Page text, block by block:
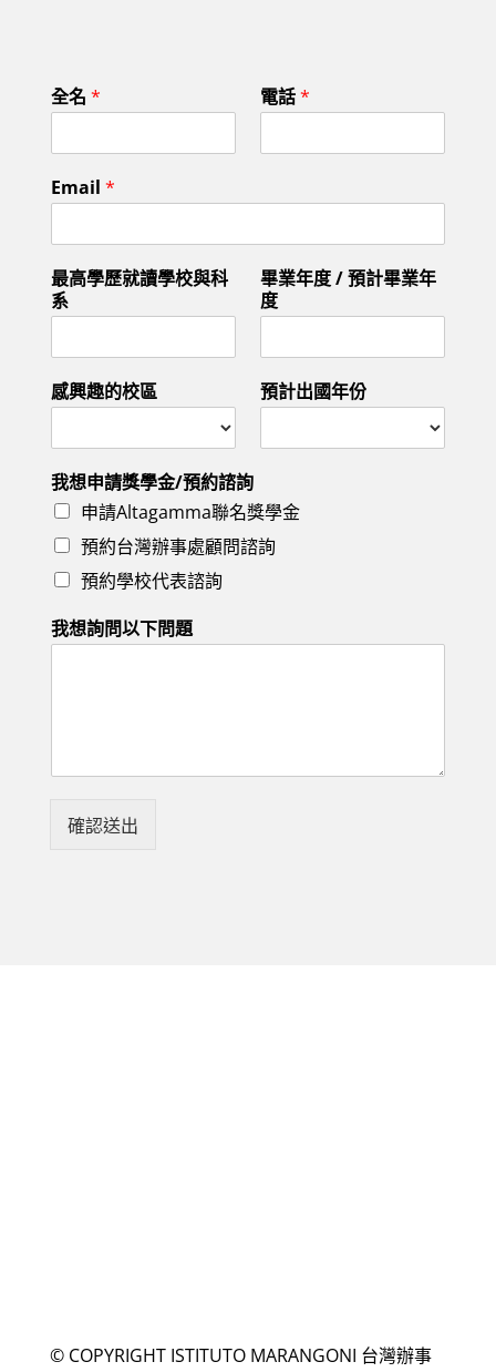
全名 * 電話*
Email *
最高學歷就讀學校與科
系
畢業年度 / 預計畢業年
度
感興趣的校區 預計出國年份
我想申請獎學金/預約諮詢
申請Altagamma聯名獎學金
預約台灣辦事處顧問諮詢
預約學校代表諮詢
我想詢問以下問題
確認送出
© COPYRIGHT ISTITUTO MARANGONI 台灣辦事